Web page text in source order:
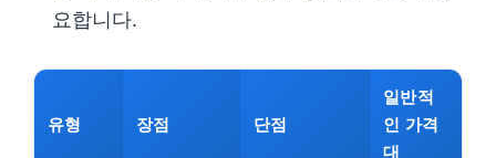
요합니다.
유형 장점 단점
일반적
인 가격
대